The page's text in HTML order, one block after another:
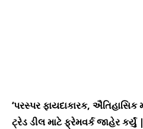
‘પરસ્પર ફાયદાકારક,
ટ્રેડ ડીલ માટે ફ્રેમવર્ક જાહેર